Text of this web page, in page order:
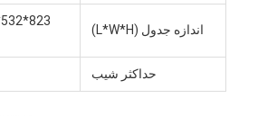
اجزای چرخ محرک مکانیک AGV
درایو مونتاژ چرخ فرمان AGV
اندازه جدول (L*W*H)
حداکثر شیب